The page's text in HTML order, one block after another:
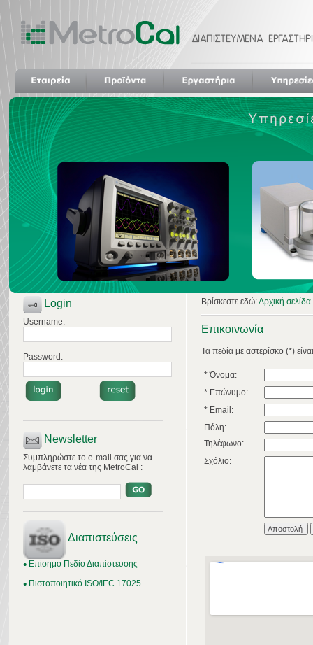
Login
Username:
Password:
Newsletter
Συμπληρώστε το e-mail σας για να
λαμβάνετε τα νέα της MetroCal :
Διαπιστεύσεις
Επίσημο Πεδίο Διαπίστευσης
Πιστοποιητικό ISO/IEC 17025
Βρίσκεστε εδώ:Αρχική σελίδα
Επικοινωνία
Τα πεδία με αστερίσκο (*)
* Όνομα:
* Επώνυμο:
* Email:
Πόλη:
Τηλέφωνο:
Σχόλιο: